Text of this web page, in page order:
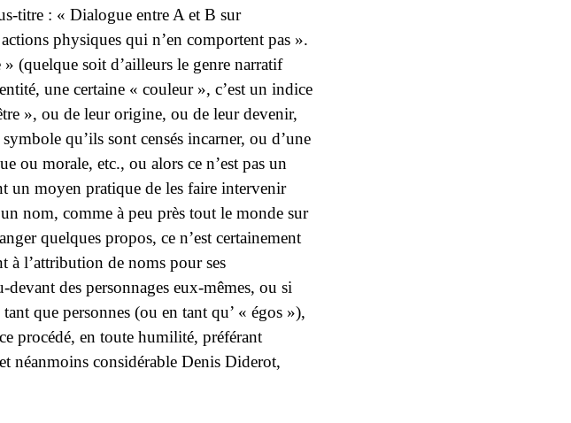
titre : « Dialogue entre A et B sur
physiques qui n’en comportent pas ».
(quelque soit d’ailleurs le genre narratif
une certaine « couleur », c’est un indice
», ou de leur origine, ou de leur devenir,
qu’ils sont censés incarner, ou d’une
ou morale, etc., ou alors ce n’est pas un
un moyen pratique de les faire intervenir
nom, comme à peu près tout le monde sur
quelques propos, ce n’est certainement
à l’attribution de noms pour ses
devant des personnages eux-mêmes, ou si
que personnes (ou en tant qu’ « égos »),
procédé, en toute humilité, préférant
néanmoins considérable Denis Diderot,